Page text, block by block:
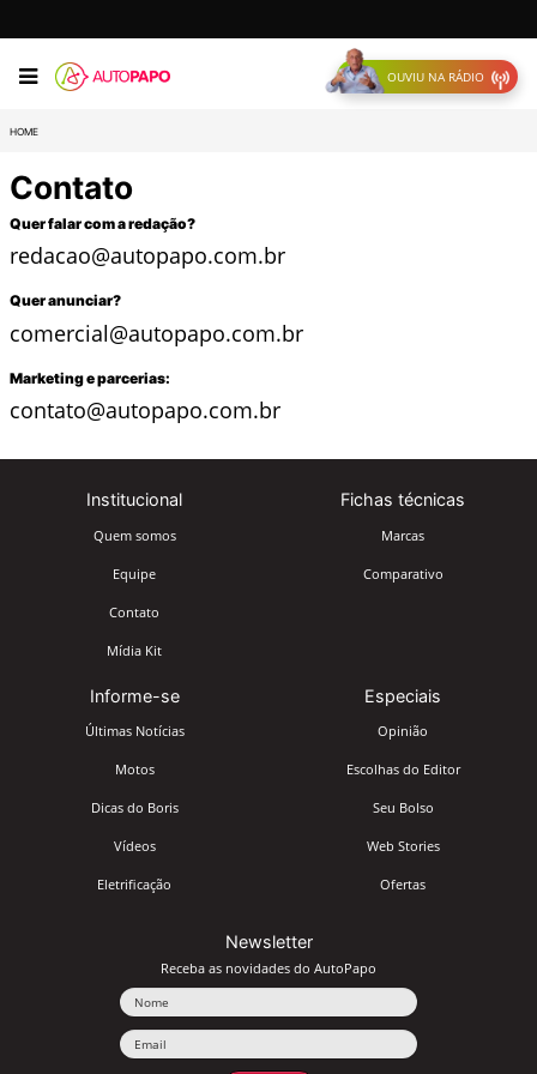
OUVIU NA RÁDIO
HOME
Contato
Quer falar com a redação?
redacao@autopapo.com.br
Quer anunciar?
comercial@autopapo.com.br
Marketing e parcerias:
contato@autopapo.com.br
Institucional
Quem somos
Equipe
Contato
Mídia Kit
Fichas técnicas
Marcas
Comparativo
Informe-se
Últimas Notícias
Motos
Dicas do Boris
Vídeos
Eletrificação
Especiais
Opinião
Escolhas do Editor
Seu Bolso
Web Stories
Ofertas
Newsletter
Receba as novidades do AutoPapo